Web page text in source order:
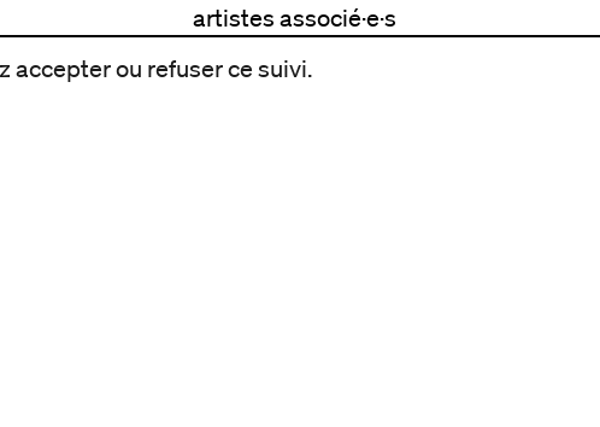
artistes associé·e·s
accepter ou refuser ce suivi.